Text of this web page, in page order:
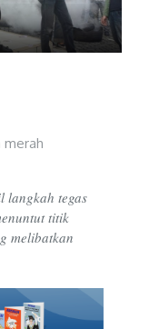
merah
langkah tegas
titik
melibatkan